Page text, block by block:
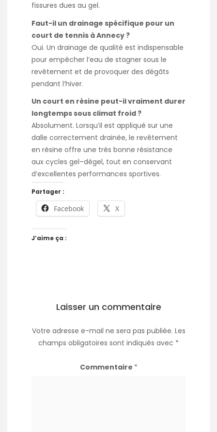
fissures dues au gel.
Faut-il un drainage spécifique pour un
court de tennis à Annecy ?
Oui. Un drainage de qualité est indispensable
pour empêcher l’eau de stagner sous le
revêtement et de provoquer des dégâts
pendant l’hiver.
Un court en résine peut-il vraiment durer
longtemps sous climat froid ?
Absolument. Lorsqu’il est appliqué sur une
dalle correctement drainée, le revêtement
en résine offre une très bonne résistance
aux cycles gel–dégel, tout en conservant
d’excellentes performances sportives.
Partager :
Facebook X
J’aime ça :
Laisser un commentaire
Votre adresse e-mail ne sera pas publiée. Les
champs obligatoires sont indiqués avec *
Commentaire *